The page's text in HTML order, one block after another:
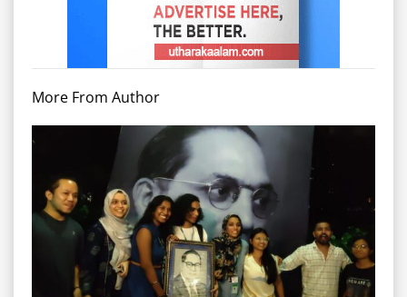
More From Author